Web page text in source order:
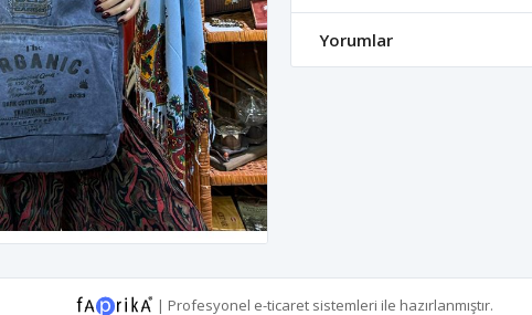
Yorumlar
| Profesyonel e-ticaret sistemleri ile hazırlanmıştır.